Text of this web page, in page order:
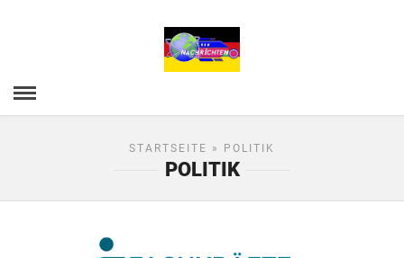
STARTSEITE » POLITIK
POLITIK